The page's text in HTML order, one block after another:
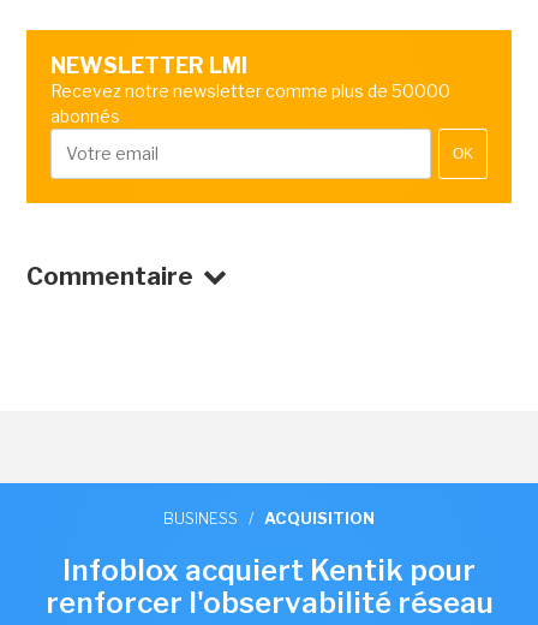
NEWSLETTER LMI
Recevez notre newsletter comme plus de 50000
abonnés
OK
Commentaire
BUSINESS / ACQUISITION
Infoblox acquiert Kentik pour
renforcer l'observabilité réseau